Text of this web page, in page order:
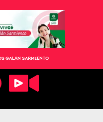
GALÁN SARMIENTO